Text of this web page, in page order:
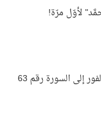
وإن لم يقنعك ذلك كلّه، فسوف أنتقل بك على الفور إلى السورة رقم 63